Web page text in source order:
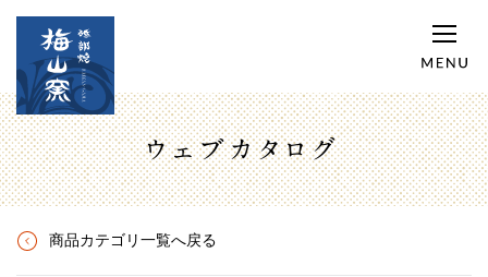
ウェブカタログ
商品カテゴリ一覧へ戻る